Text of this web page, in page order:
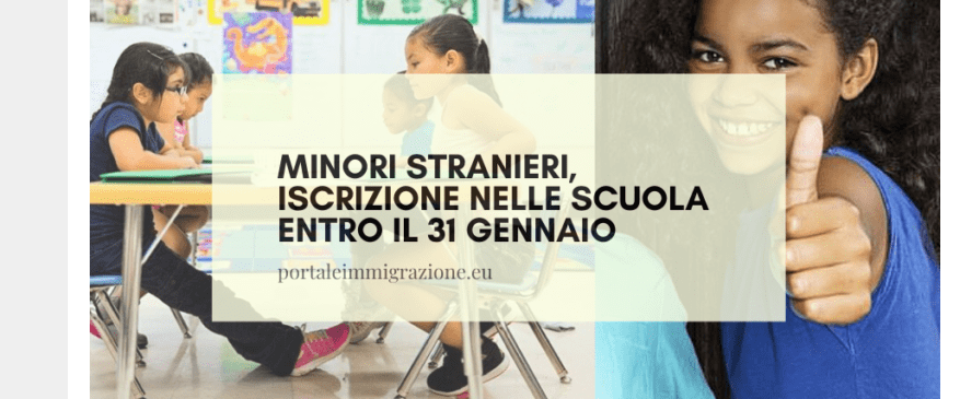
5 DICEMBRE 2024 | RICONGIUNGIMENTO FAMILIARE, FLUSSI E ASILO: IL DECRETO LEGGE 11 OTTOBRE 2024 N. 145 CONVERTITO IN LEGGE